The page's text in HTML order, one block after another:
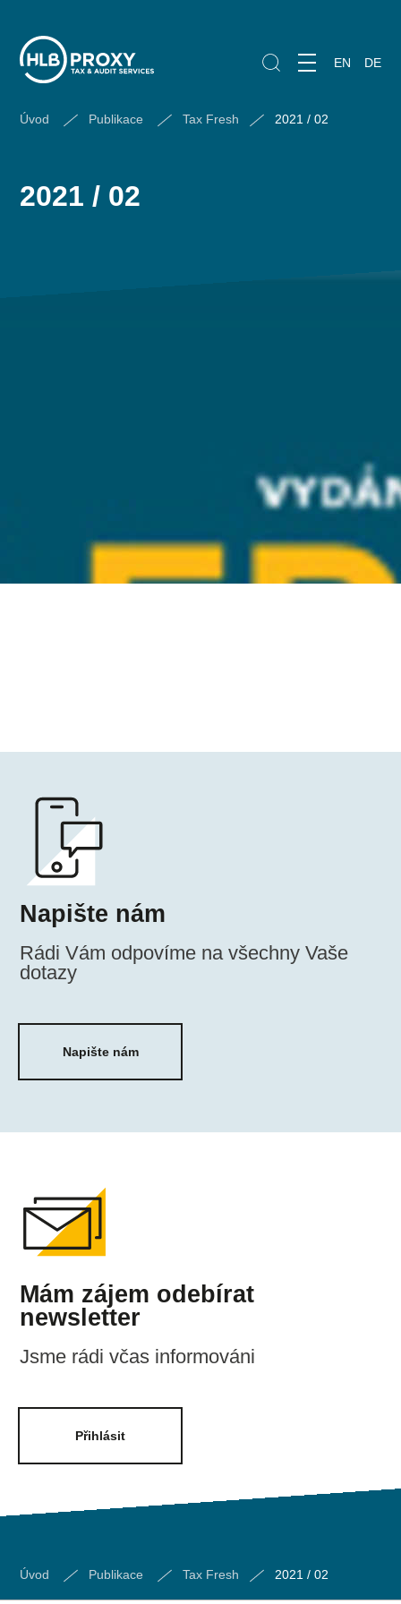
EN DE
Úvod Publikace Tax Fresh 2021 / 02
2021 / 02
Napište nám
Rádi Vám odpovíme na všechny Vaše
dotazy
Napište nám
Mám zájem odebírat
newsletter
Jsme rádi včas informováni
Přihlásit
Úvod Publikace Tax Fresh 2021 / 02